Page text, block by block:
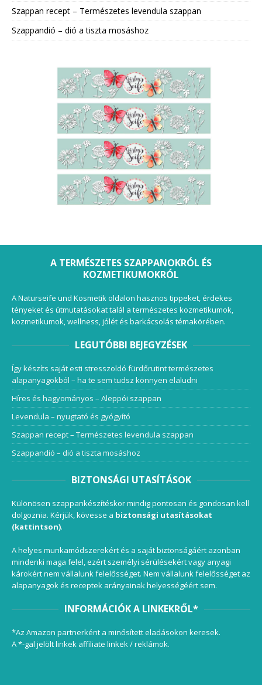
Szappan recept – Természetes levendula szappan
Szappandió – dió a tiszta mosáshoz
A TERMÉSZETES SZAPPANOKRÓL ÉS
KOZMETIKUMOKRÓL
A Naturseife und Kosmetik oldalon hasznos tippeket, érdekes
tényeket és útmutatásokat talál a természetes kozmetikumok,
kozmetikumok, wellness, jólét és barkácsolás témakörében.
LEGUTÓBBI BEJEGYZÉSEK
Így készíts saját esti stresszoldó fürdőrutint természetes
alapanyagokból – ha te sem tudsz könnyen elaludni
Híres és hagyományos – Aleppói szappan
Levendula – nyugtató és gyógyító
Szappan recept – Természetes levendula szappan
Szappandió – dió a tiszta mosáshoz
BIZTONSÁGI UTASÍTÁSOK
Különösen szappankészítéskor mindig pontosan és gondosan kell
dolgoznia. Kérjük, kövesse a biztonsági utasításokat
(kattintson).
A helyes munkamódszerekért és a saját biztonságáért azonban
mindenki maga felel, ezért személyi sérülésekért vagy anyagi
károkért nem vállalunk felelősséget. Nem vállalunk felelősséget az
alapanyagok és receptek arányainak helyességéért sem.
INFORMÁCIÓK A LINKEKRŐL*
*Az Amazon partnerként a minősített eladásokon keresek.
A *-gal jelölt linkek affiliate linkek / reklámok.